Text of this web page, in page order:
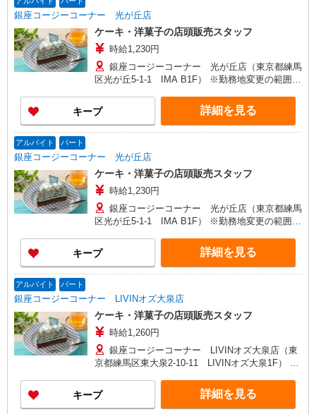
銀座コージーコーナー 光が丘店
ケーキ・洋菓子の店頭販売スタッフ
時給1,230円
銀座コージーコーナー 光が丘店（東京都練馬
区光が丘5-1-1 IMA B1F） ※勤務地変更の範囲：
キープ 詳細を見る
アルバイト パート
銀座コージーコーナー 光が丘店
ケーキ・洋菓子の店頭販売スタッフ
時給1,230円
銀座コージーコーナー 光が丘店（東京都練馬
区光が丘5-1-1 IMA B1F） ※勤務地変更の範囲：
キープ 詳細を見る
アルバイト パート
銀座コージーコーナー LIVINオズ大泉店
ケーキ・洋菓子の店頭販売スタッフ
時給1,260円
銀座コージーコーナー LIVINオズ大泉店（東
京都練馬区東大泉2-10-11 LIVINオズ大泉1F） ※
キープ 詳細を見る